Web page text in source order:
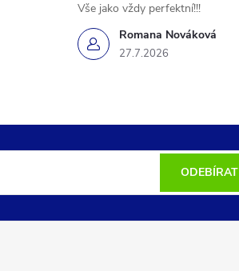
Romana Nováková
27.7.2026
Vše jako vždy perfektní!!!
ODEBÍRAT